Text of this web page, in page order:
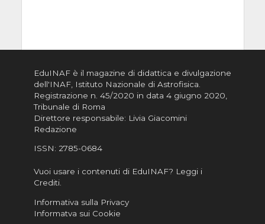
EduINAF è il magazine di didattica e divulgazione
dell'INAF, Istituto Nazionale di Astrofisica
Registrazione n. 45/2020 in data 4 giugno 2020,
Tribunale di Roma
Direttore responsabile: Livia Giacomini
Redazione
ISSN: 2785-0684
Vuoi usare i contenuti di EduINAF? Leggi i
Crediti.
Informativa sulla Privacy
Informatva sui Cookie